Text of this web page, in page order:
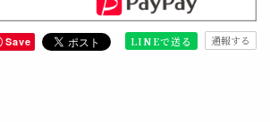
Save LINEで送る 通報する